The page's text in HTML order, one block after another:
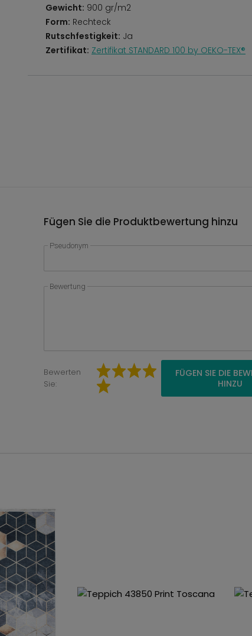
Gewicht: 900 gr/m2
Form: Rechteck
Rutschfestigkeit: Ja
Zertifikat: Zertifikat STANDARD 100 by OEKO-TEX®
Fügen Sie die Produktbewertung hinzu
Pseudonym
Bewertung
Bewerten
Sie:
FÜGEN SIE DIE
HINZU